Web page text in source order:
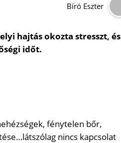
Bíró Eszter
hajtás okozta stresszt, és
időt.
fénytelen bőr,
nincs kapcsolat